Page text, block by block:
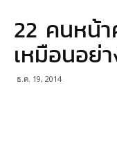
22 คนหน้า
เหมือนอย่
ธ.ค. 19, 2014